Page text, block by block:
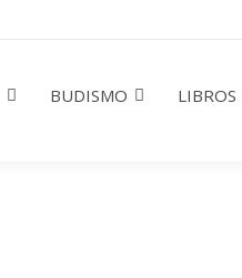
BUDISMO LIBROS